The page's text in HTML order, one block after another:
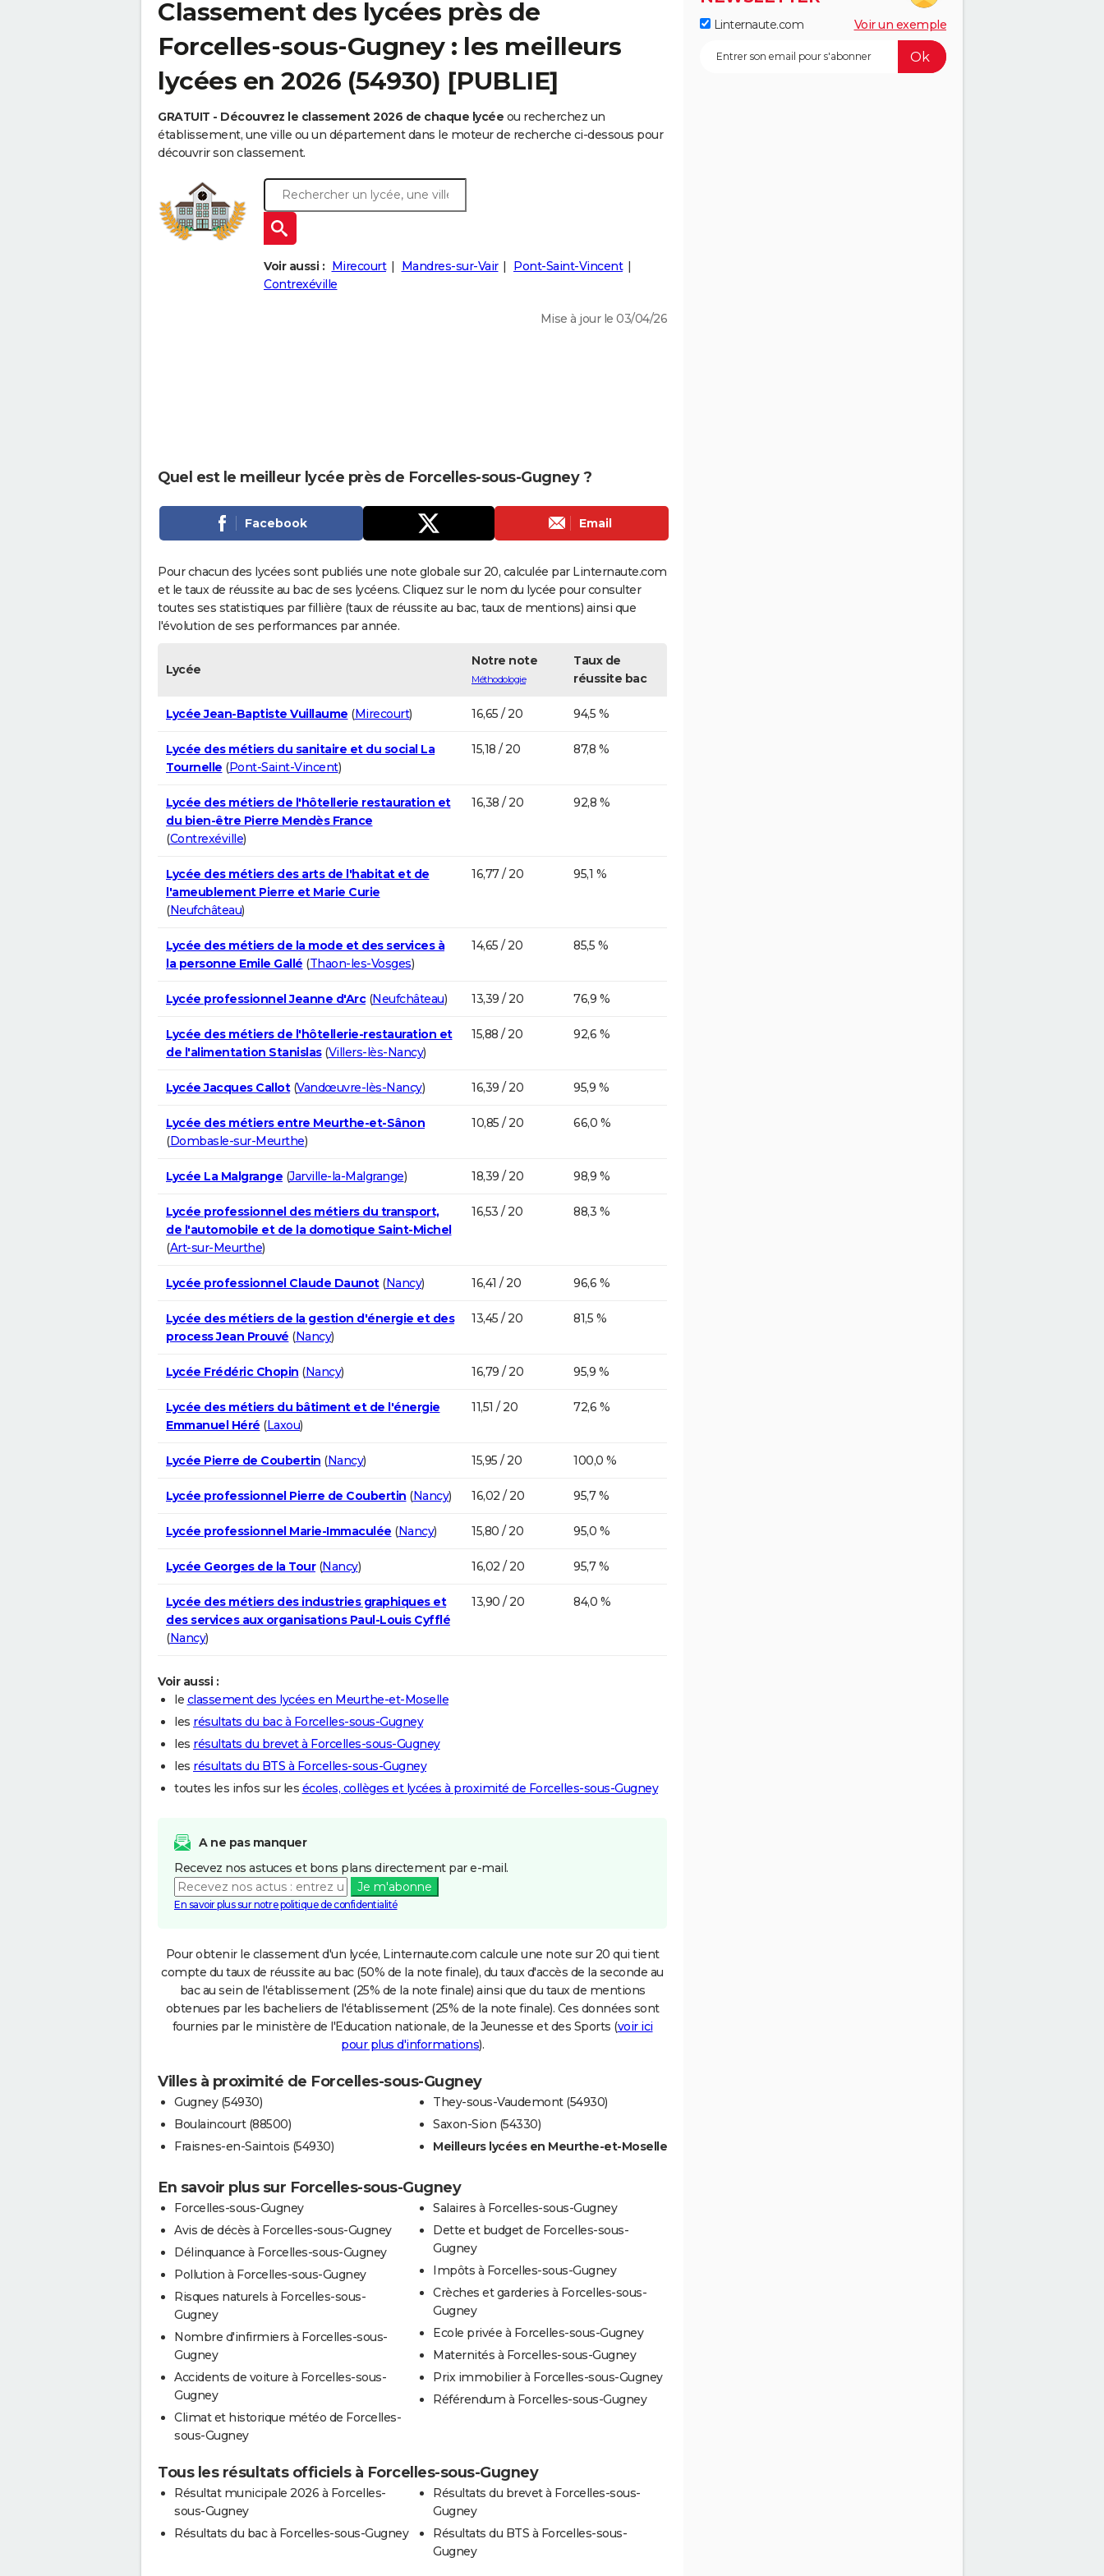
Classement des lycées près de
Forcelles-sous-Gugney : les meilleurs
lycées en 2026 (54930) [PUBLIE]
GRATUIT - Découvrez le classement 2026 de chaque lycée ou recherchez un
établissement, une ville ou un département dans le moteur de recherche ci-dessous pour
découvrir son classement.
Voir aussi : Mirecourt Mandres-sur-Vair
Pont-Saint-Vincent
Contrexéville
Mise à jour le 03/04/26
Quel est le meilleur lycée près de Forcelles-sous-Gugney ?
Facebook Email
Pour chacun des lycées sont publiés une note globale sur 20, calculée par Linternaute.com
et le taux de réussite au bac de ses lycéens. Cliquez sur le nom du lycée pour consulter
toutes ses statistiques par fillière (taux de réussite au bac, taux de mentions) ainsi que
l'évolution de ses performances par année.
Lycée
Notre note
Méthodologie
Taux de
réussite bac
Lycée Jean-Baptiste Vuillaume (Mirecourt) 16,65 / 20 94,5 %
Lycée des métiers du sanitaire et du social La
Tournelle (Pont-Saint-Vincent)
15,18 / 20 87,8 %
Lycée des métiers de l'hôtellerie restauration et
du bien-être Pierre Mendès France
(Contrexéville)
16,38 / 20 92,8 %
Lycée des métiers des arts de l'habitat et de
l'ameublement Pierre et Marie Curie
(Neufchâteau)
16,77 / 20 95,1 %
Lycée des métiers de la mode et des services à
la personne Emile Gallé (Thaon-les-Vosges)
14,65 / 20 85,5 %
Lycée professionnel Jeanne d'Arc(Neufchâteau) 13,39 / 20 76,9 %
Lycée des métiers de l'hôtellerie-restauration et
de l'alimentation Stanislas(Villers-lès-Nancy)
15,88 / 20 92,6 %
Lycée Jacques Callot(Vandœuvre-lès-Nancy) 16,39 / 20 95,9 %
Lycée des métiers entre Meurthe-et-Sânon
(Dombasle-sur-Meurthe)
10,85 / 20 66,0 %
Lycée La Malgrange (Jarville-la-Malgrange) 18,39 / 20 98,9 %
Lycée professionnel des métiers du transport,
de l'automobile et de la domotique Saint-Michel
(Art-sur-Meurthe)
16,53 / 20 88,3 %
Lycée professionnel Claude Daunot(Nancy) 16,41 / 20 96,6 %
Lycée des métiers de la gestion d'énergie et des
process Jean Prouvé (Nancy)
13,45 / 20 81,5 %
Lycée Frédéric Chopin (Nancy) 16,79 / 20 95,9 %
Lycée des métiers du bâtiment et de l'énergie
Emmanuel Héré (Laxou)
11,51 / 20 72,6 %
Lycée Pierre de Coubertin (Nancy) 15,95 / 20 100,0 %
Lycée professionnel Pierre de Coubertin (Nancy) 16,02 / 20 95,7 %
Lycée professionnel Marie-Immaculée (Nancy) 15,80 / 20 95,0 %
Lycée Georges de la Tour(Nancy) 16,02 / 20 95,7 %
Lycée des métiers des industries graphiques et
des services aux organisations Paul-Louis Cyfflé
(Nancy)
13,90 / 20 84,0 %
Voir aussi :
le classement des lycées en Meurthe-et-Moselle
les résultats du bac à Forcelles-sous-Gugney
les résultats du brevet à Forcelles-sous-Gugney
les résultats du BTS à Forcelles-sous-Gugney
toutes les infos sur les écoles, collèges et lycées à proximité de Forcelles-sous-Gugney
A ne pas manquer
Recevez nos astuces et bons plans directement par e-mail.
Je m'abonne
En savoir plus sur notre politique de confidentialité
Pour obtenir le classement d'un lycée, Linternaute.com calcule une note sur 20 qui tient
compte du taux de réussite au bac (50% de la note finale), du taux d'accès de la seconde au
bac au sein de l'établissement (25% de la note finale) ainsi que du taux de mentions
obtenues par les bacheliers de l'établissement (25% de la note finale). Ces données sont
fournies par le ministère de l'Education nationale, de la Jeunesse et des Sports (voir ici
pour plus d'informations).
Villes à proximité de Forcelles-sous-Gugney
Gugney (54930)
Boulaincourt (88500)
Fraisnes-en-Saintois (54930)
They-sous-Vaudemont (54930)
Saxon-Sion (54330)
Meilleurs lycées en Meurthe-et-Moselle
En savoir plus sur Forcelles-sous-Gugney
Forcelles-sous-Gugney
Avis de décès à Forcelles-sous-Gugney
Délinquance à Forcelles-sous-Gugney
Pollution à Forcelles-sous-Gugney
Risques naturels à Forcelles-sous-
Gugney
Nombre d'infirmiers à Forcelles-sous-
Gugney
Accidents de voiture à Forcelles-sous-
Gugney
Climat et historique météo de Forcelles-
sous-Gugney
Salaires à Forcelles-sous-Gugney
Dette et budget de Forcelles-sous-
Gugney
Impôts à Forcelles-sous-Gugney
Crèches et garderies à Forcelles-sous-
Gugney
Ecole privée à Forcelles-sous-Gugney
Maternités à Forcelles-sous-Gugney
Prix immobilier à Forcelles-sous-Gugney
Référendum à Forcelles-sous-Gugney
Tous les résultats officiels à Forcelles-sous-Gugney
Résultat municipale 2026 à Forcelles-
sous-Gugney
Résultats du bac à Forcelles-sous-Gugney
Résultats du brevet à Forcelles-sous-
Gugney
Résultats du BTS à Forcelles-sous-
Gugney
Linternaute.com Voir un exemple